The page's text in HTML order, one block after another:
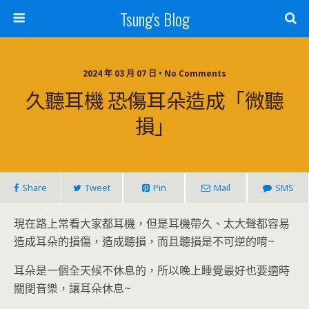
Tsung's Blog
2024 年 03 月 07 日 • No Comments
久聽耳機 恐傷耳朵造成「微聽
損」
Share Tweet Pin Mail SMS
現在路上常看大家都耳機，但是耳機帶久、太大聲都容易
造成耳朵的損傷，造成聽損，而且聽損是不可逆的唷~
耳朵是一個全天候不休息的，所以晚上睡覺最好也要適時
關閉音樂，讓耳朵休息~